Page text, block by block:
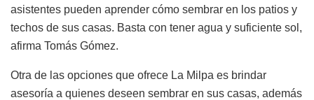
asistentes pueden aprender cómo sembrar en los patios y
techos de sus casas. Basta con tener agua y suficiente sol,
afirma Tomás Gómez.
Otra de las opciones que ofrece La Milpa es brindar
asesoría a quienes deseen sembrar en sus casas, además